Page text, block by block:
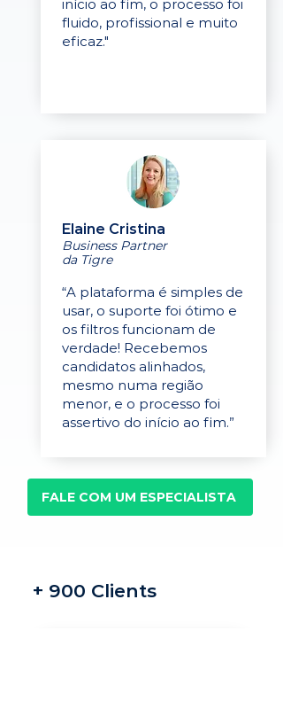
início ao fim, o processo foi
fluido, profissional e muito
eficaz."
Elaine Cristina
Business Partner
da Tigre
“A plataforma é simples de
usar, o suporte foi ótimo e
os filtros funcionam de
verdade! Recebemos
candidatos alinhados,
mesmo numa região
menor, e o processo foi
assertivo do início ao fim.”
FALE COM UM ESPECIALISTA
+ 900 Clients